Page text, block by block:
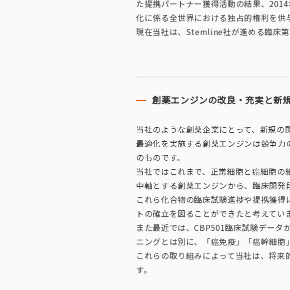
た提携パートナー獲得活動の結果、
化に係る全世界における独占的権利を供
現在当社は、Stemline社が進める臨床第
創薬エンジンの改良・充実と新
当社のような創薬企業にとって、新規
最適化を実施する創薬エンジンは競争
のものです。
当社ではこれまで、正常細胞と癌細胞
中軸とする創薬エンジンから、臨床開発
これら化合物の臨床試験進捗や提携獲
トの確立を図ることができたと考えてい
また最近では、CBP501臨床試験データ
ニングとは別に、「癌免疫」「癌幹細胞
これらの取り組みによって当社は、将
す。